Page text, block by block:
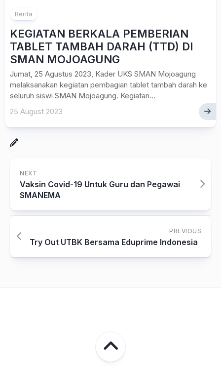
Berita
KEGIATAN BERKALA PEMBERIAN
TABLET TAMBAH DARAH (TTD) DI
SMAN MOJOAGUNG
Jumat, 25 Agustus 2023, Kader UKS SMAN Mojoagung
melaksanakan kegiatan pembagian tablet tambah darah ke
seluruh siswi SMAN Mojoagung. Kegiatan...
25 August 2023
NEXT
Vaksin Covid-19 Untuk Guru dan Pegawai
SMANEMA
PREVIOUS
Try Out UTBK Bersama Eduprime Indonesia